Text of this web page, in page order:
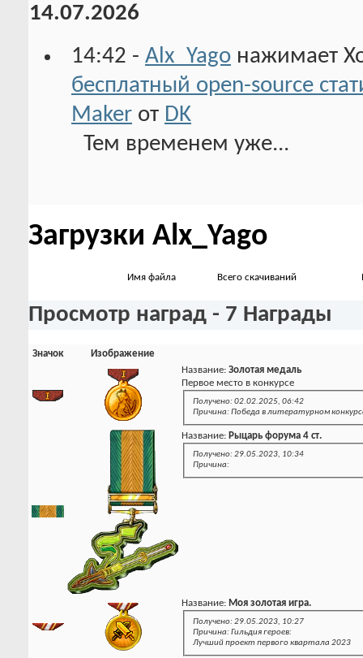
14.07.2026
14:42 - Alx_Yago нажимает
бесплатный open-source
Maker от DK
Тем временем уже...
Загрузки Alx_Yago
Имя файла Всего скачиваний
Просмотр наград - 7 Награды
Значок
Изображение
Название: Золотая медаль
Первое место в конкурсе
Получено: 02.02.2025, 06:42
Причина: Победа в литературном
Название: Рыцарь форума 4 ст.
Получено: 29.05.2023, 10:34
Причина:
Название: Моя золотая игра.
Получено: 29.05.2023, 10:27
Причина: Гильдия героев:
Лучший проект первого квартала 2023